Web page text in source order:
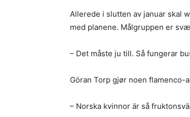
Allerede i slutten av januar skal
med planene. Målgruppen er
– Det måste ju till. Så fungerar
Göran Torp gjør noen
– Norska kvinnor är så